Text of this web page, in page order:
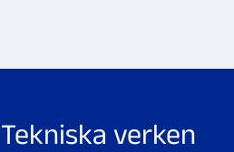
Tekniska verken